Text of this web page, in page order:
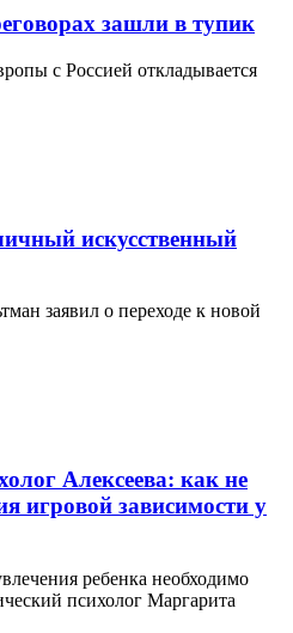
зашли в тупик
с Россией откладывается
искусственный
заявил о переходе к новой
Алексеева: как не
игровой зависимости у
ребенка необходимо
психолог Маргарита